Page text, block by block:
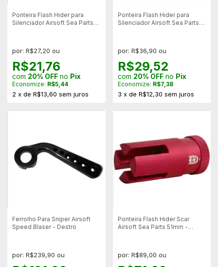
Ponteira Flash Hider para
Silenciador Airsoft Sea Parts
por: R$27,20 ou
R$21,76
com 20% OFF no Pix
Economize: R$5,44
2 x de R$13,60 sem juros
Ponteira Flash Hider para
Silenciador Airsoft Sea Parts
por: R$36,90 ou
R$29,52
com 20% OFFno Pix
Economize: R$7,38
3 x de R$12,30 sem juros
Ferrolho Para Sniper Airsoft
Speed Blaser - Destro
por: R$239,90 ou
Ponteira Flash Hider Scar
Airsoft Sea Parts 51mm -
por: R$89,00 ou